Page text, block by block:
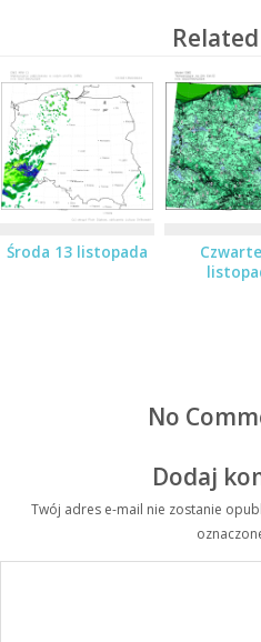
Środa 13 listopada
No
Dodaj
Twój adres e-mail nie zostanie